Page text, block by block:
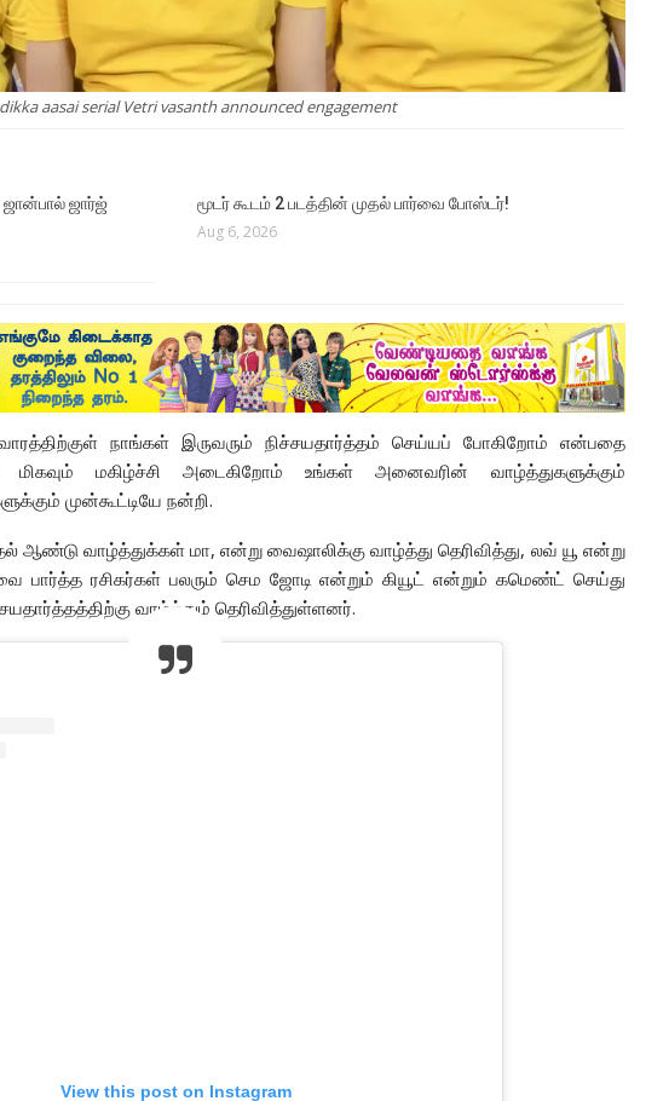
aasai serial Vetri vasanth announced engagement
ஜார்ஜ்
மூடர் கூடம் 2 படத்தின் முதல் பார்வை போஸ்டர்!
Aug 6, 2026
நாங்கள் இருவரும் நிச்சயதார்த்தம் செய்யப் போகிறோம் என்பதை
மகிழ்ச்சி அடைகிறோம் உங்கள் அனைவரின் வாழ்த்துகளுக்கும்
முன்கூட்டியே நன்றி.
ஆண்டு வாழ்த்துக்கள் மா, என்று வைஷாலிக்கு வாழ்த்து தெரிவித்து, லவ் யூ என்று
பார்த்த ரசிகர்கள் பலரும் செம ஜோடி என்றும் கியூட் என்றும் கமெண்ட் செய்து
வாழ்த்தும் தெரிவித்துள்ளனர்.
View this post on Instagram